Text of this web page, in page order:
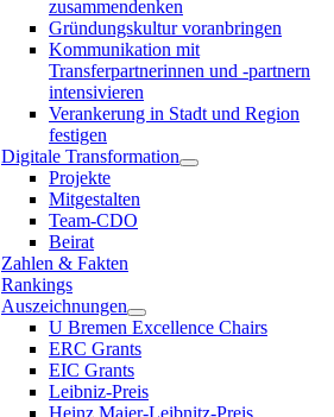
zusammendenken
Gründungskultur voranbringen
Kommunikation mit
Transferpartnerinnen und -partnern
intensivieren
Verankerung in Stadt und Region
festigen
Digitale Transformation
Projekte
Mitgestalten
Team-CDO
Beirat
Zahlen & Fakten
Rankings
Auszeichnungen
U Bremen Excellence Chairs
ERC Grants
EIC Grants
Leibniz-Preis
Heinz Maier-Leibnitz-Preis